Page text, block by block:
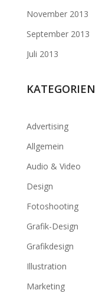
November 2013
September 2013
Juli 2013
KATEGORIEN
Advertising
Allgemein
Audio & Video
Design
Fotoshooting
Grafik-Design
Grafikdesign
Illustration
Marketing